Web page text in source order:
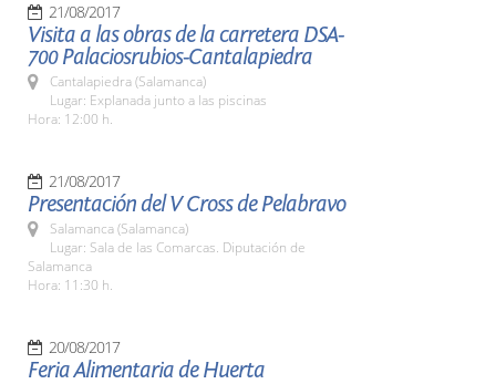
21/08/2017
Visita a las obras de la carretera DSA-
700 Palaciosrubios-Cantalapiedra
Cantalapiedra (Salamanca)
Lugar: Explanada junto a las piscinas
Hora: 12:00 h.
21/08/2017
Presentación del V Cross de Pelabravo
Salamanca (Salamanca)
Lugar: Sala de las Comarcas. Diputación de
Salamanca
Hora: 11:30 h.
20/08/2017
Feria Alimentaria de Huerta